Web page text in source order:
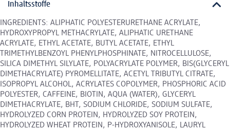
Inhaltsstoffe
INGREDIENTS: ALIPHATIC POLYESTERURETHANE ACRYLATE,
HYDROXYPROPYL METHACRYLATE, ALIPHATIC URETHANE
ACRYLATE, ETHYL ACETATE, BUTYL ACETATE, ETHYL
TRIMETHYLBENZOYL PHENYLPHOSPHINATE, NITROCELLULOSE,
SILICA DIMETHYL SILYLATE, POLYACRYLATE POLYMER, BIS(GLYCERYL
DIMETHACRYLATE) PYROMELLITATE, ACETYL TRIBUTYL CITRATE,
ISOPROPYL ALCOHOL, ACRYLATES COPOLYMER, PHOSPHORIC ACID
POLYESTER, CAFFEINE, BIOTIN, AQUA (WATER), GLYCERYL
DIMETHACRYLATE, BHT, SODIUM CHLORIDE, SODIUM SULFATE,
HYDROLYZED CORN PROTEIN, HYDROLYZED SOY PROTEIN,
HYDROLYZED WHEAT PROTEIN, P-HYDROXYANISOLE, LAURYL